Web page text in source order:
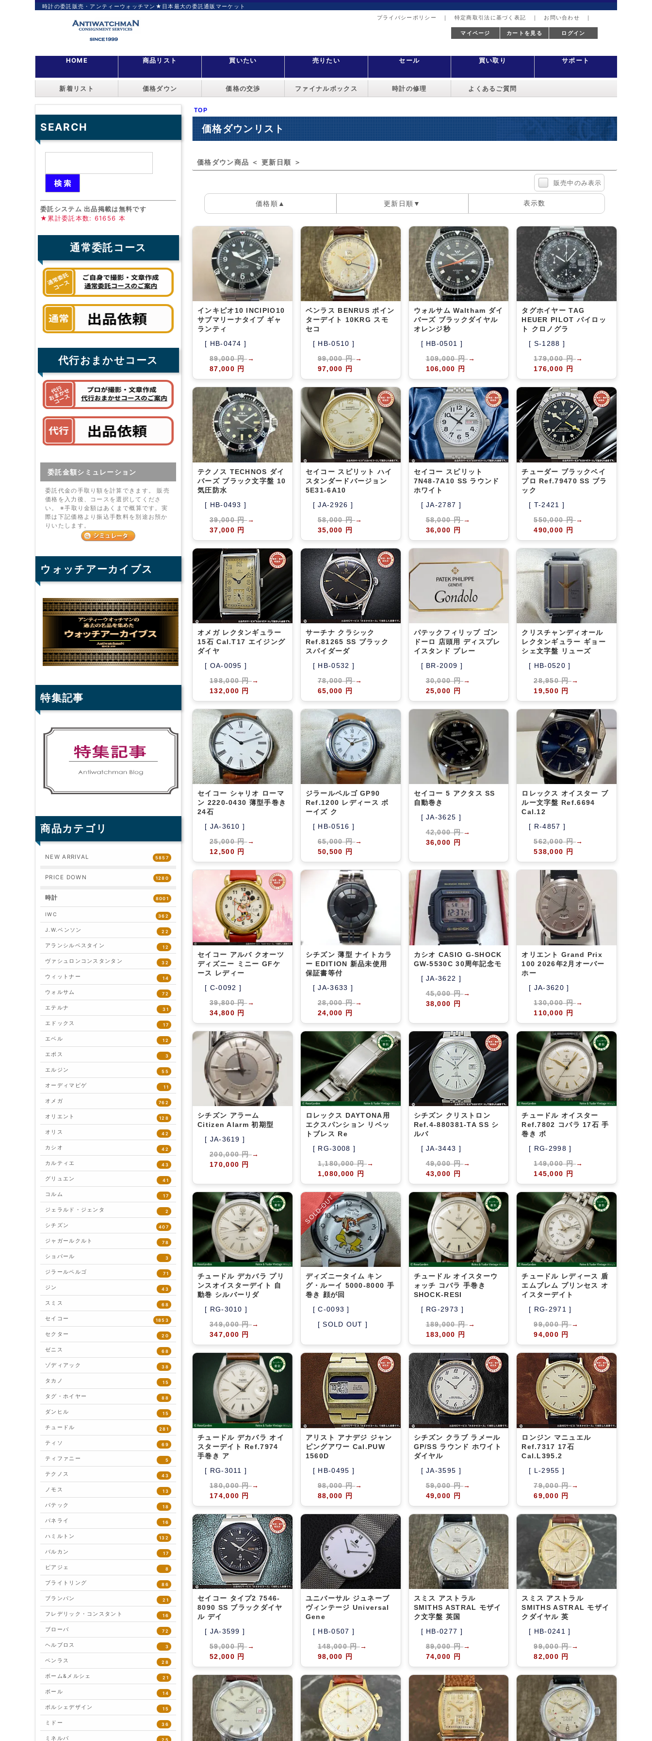
時計の委託販売・アンティーウォッチマン★日本最大の委託通販マーケット
プライバシーポリシー
｜ 特定商取引法に基づく表記 ｜ お問い合わせ ｜
ログイン
カートを見る
マイページ
HOME 商品リスト 買いたい 売りたい セール 買い取り サポート
新着リスト 価格ダウン 価格の交渉 ファイナルボックス 時計の修理 よくあるご質問
TOP
価格ダウンリスト
価格ダウン商品 ＜ 更新日順 ＞
販売中のみ表示
価格順▲ 更新日順▼ 表示数
インキピオ10 INCIPIO10
サブマリーナタイプ ギャ
ランティ
[ HB-0474 ]
89,000 円→
87,000 円
ベンラス BENRUS ポイン
ターデイト 10KRG スモ
セコ
[ HB-0510 ]
99,000 円→
97,000 円
ウォルサム Waltham ダイ
バーズ ブラックダイヤル
オレンジ秒
[ HB-0501 ]
109,000 円→
106,000 円
タグホイヤー TAG
HEUER PILOT パイロッ
ト クロノグラ
[ S-1288 ]
179,000 円→
176,000 円
テクノス TECHNOS ダイ
バーズ ブラック文字盤 10
気圧防水
[ HB-0493 ]
39,000 円→
37,000 円
セイコー スピリット ハイ
スタンダードバージョン
5E31-6A10
[ JA-2926 ]
58,000 円→
35,000 円
セイコー スピリット
7N48-7A10 SS ラウンド
ホワイト
[ JA-2787 ]
58,000 円→
36,000 円
チューダー ブラックベイ
プロ Ref.79470 SS ブラ
ック
[ T-2421 ]
550,000 円→
490,000 円
オメガ レクタンギュラー
15石 Cal.T17 エイジング
ダイヤ
[ OA-0095 ]
198,000 円→
132,000 円
サーチナ クラシック
Ref.81265 SS ブラック
スパイダーダ
[ HB-0532 ]
78,000 円→
65,000 円
パテックフィリップ ゴン
ドーロ 店頭用 ディスプレ
イスタンド プレー
[ BR-2009 ]
30,000 円→
25,000 円
クリスチャンディオール
レクタンギュラー ギョー
シェ文字盤 リューズ
[ HB-0520 ]
28,950 円→
19,500 円
セイコー シャリオ ローマ
ン 2220-0430 薄型手巻き
24石
[ JA-3610 ]
25,000 円→
12,500 円
ジラールペルゴ GP90
Ref.1200 レディース ボ
ーイズ ク
[ HB-0516 ]
65,000 円→
50,500 円
セイコー 5 アクタス SS
自動巻き
[ JA-3625 ]
42,000 円→
36,000 円
ロレックス オイスター ブ
ルー文字盤 Ref.6694
Cal.12
[ R-4857 ]
562,000 円→
538,000 円
セイコー アルバ クオーツ
ディズニー ミニー GFケ
ース レディー
[ C-0092 ]
39,800 円→
34,800 円
シチズン 薄型 ナイトカラ
ー EDITION 新品未使用
保証書等付
[ JA-3633 ]
28,000 円→
24,000 円
カシオ CASIO G-SHOCK
GW-5530C 30周年記念モ
[ JA-3622 ]
45,000 円→
38,000 円
オリエント Grand Prix
100 2026年2月オーバー
ホー
[ JA-3620 ]
130,000 円→
110,000 円
シチズン アラーム
Citizen Alarm 初期型
[ JA-3619 ]
200,000 円→
170,000 円
ロレックス DAYTONA用
エクスパンション リベッ
トブレス Re
[ RG-3008 ]
1,180,000 円→
1,080,000 円
シチズン クリストロン
Ref.4-880381-TA SS シ
ルバ
[ JA-3443 ]
49,000 円→
43,000 円
チュードル オイスター
Ref.7802 コバラ 17石 手
巻き ボ
[ RG-2998 ]
149,000 円→
145,000 円
チュードル デカバラ プリ
ンスオイスターデイト 自
動巻 シルバーリダ
[ RG-3010 ]
349,000 円→
347,000 円
SOLD-OUT
ディズニータイム キン
グ・ルーイ 5000-8000 手
巻き 顔が回
[ C-0093 ]
[ SOLD OUT ]
チュードル オイスターウ
ォッチ コバラ 手巻き
SHOCK-RESI
[ RG-2973 ]
189,000 円→
183,000 円
チュードル レディース 盾
エムブレム プリンセス オ
イスターデイト
[ RG-2971 ]
99,000 円→
94,000 円
チュードル デカバラ オイ
スターデイト Ref.7974
手巻き ア
[ RG-3011 ]
180,000 円→
174,000 円
アリスト アナデジ ジャン
ピングアワー Cal.PUW
1560D
[ HB-0495 ]
98,000 円→
88,000 円
シチズン クラブ ラメール
GP/SS ラウンド ホワイト
ダイヤル
[ JA-3595 ]
59,000 円→
49,000 円
ロンジン マニュエル
Ref.7317 17石
Cal.L395.2
[ L-2955 ]
79,000 円→
69,000 円
セイコー タイプ2 7546-
8090 SS ブラックダイヤ
ル デイ
[ JA-3599 ]
59,000 円→
52,000 円
ユニバーサル ジュネーブ
ヴィンテージ Universal
Gene
[ HB-0507 ]
148,000 円→
98,000 円
スミス アストラル
SMITHS ASTRAL モザイ
ク文字盤 英国
[ HB-0277 ]
89,000 円→
74,000 円
スミス アストラル
SMITHS ASTRAL モザイ
クダイヤル 英
[ HB-0241 ]
99,000 円→
82,000 円
SEARCH
委託システム 出品掲載は無料です
★累計委託本数: 61656 本
通常委託コース
代行おまかせコース
委託金額シミュレーション
委託代金の手取り額を計算できます。 販売
価格を入力後、コースを選択してくださ
い。 ※手取り金額はあくまで概算です。実
際は下記価格より振込手数料を別途お預か
りいたします。
ウォッチアーカイブス
特集記事
商品カテゴリ
NEW ARRIVAL 5857
PRICE DOWN 1280
時計 8001
IWC 362
J.W.ベンソン 22
アランシルベスタイン 12
ヴァシュロンコンスタンタン 32
ウィットナー 14
ウォルサム 72
エテルナ 31
エドックス 17
エベル 12
エポス 3
エルジン 55
オーディマピゲ 11
オメガ 762
オリエント 128
オリス 42
カシオ 42
カルティエ 43
グリュエン 41
コルム 17
ジェラルド・ジェンタ 2
シチズン 407
ジャガールクルト 78
ショパール 3
ジラールペルゴ 71
ジン 43
スミス 68
セイコー 1853
セクター 20
ゼニス 68
ゾディアック 38
タカノ 15
タグ・ホイヤー 88
ダンヒル 15
チュードル 281
ティソ 69
ティファニー 5
テクノス 43
ノモス 13
パテック 18
パネライ 16
ハミルトン 132
バルカン 17
ピアジェ 8
ブライトリング 86
ブランパン 21
フレデリック・コンスタント 16
ブローバ 72
ヘルブロス 3
ベンラス 28
ボーム&メルシェ 21
ボール 14
ポルシェデザイン 15
ミドー 36
ミネルバ 25